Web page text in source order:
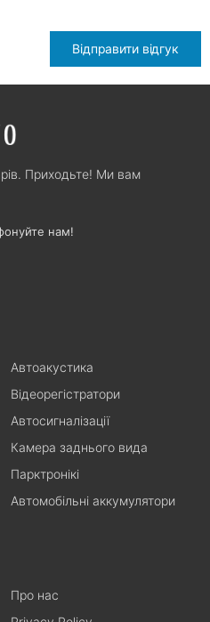
Відправити відгук
Приходьте! Ми вам
нам!
Автоакустика
Відеорегістратори
Автосигналізації
Камера заднього вида
Парктронікі
Автомобільні аккумулятори
Про нас